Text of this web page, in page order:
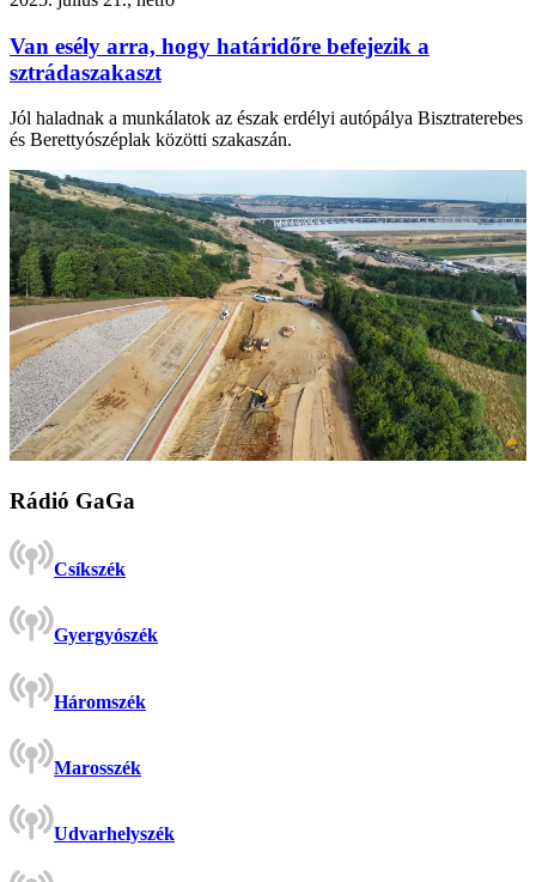
Van esély arra, hogy határidőre befejezik a
sztrádaszakaszt
Jól haladnak a munkálatok az észak erdélyi autópálya Bisztraterebes
és Berettyószéplak közötti szakaszán.
Rádió GaGa
Csíkszék
Gyergyószék
Háromszék
Marosszék
Udvarhelyszék